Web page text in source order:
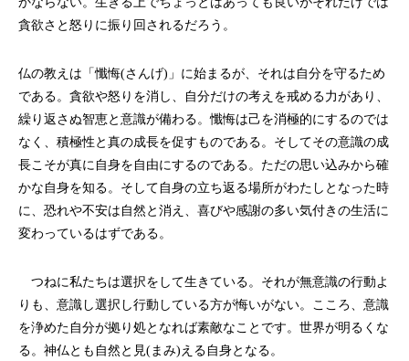
貪欲さと怒りに振り回されるだろう。
仏の教えは「懺悔(さんげ)」に始まるが、それは自分を守るため
である。貪欲や怒りを消し、自分だけの考えを戒める力があり、
繰り返さぬ智恵と意識が備わる。懺悔は己を消極的にするのでは
なく、積極性と真の成長を促すものである。そしてその意識の成
長こそが真に自身を自由にするのである。ただの思い込みから確
かな自身を知る。そして自身の立ち返る場所がわたしとなった時
に、恐れや不安は自然と消え、喜びや感謝の多い気付きの生活に
変わっているはずである。
つねに私たちは選択をして生きている。それが無意識の行動よ
りも、意識し選択し行動している方が悔いがない。こころ、意識
を浄めた自分が拠り処となれば素敵なことです。世界が明るくな
る。神仏とも自然と見(まみ)える自身となる。